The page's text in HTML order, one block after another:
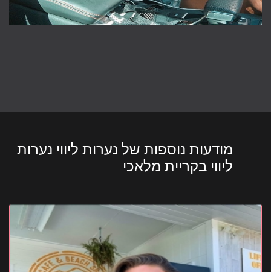
מודעות נוספות של נערות ליווי נערות
ליווי בקריית מלאכי